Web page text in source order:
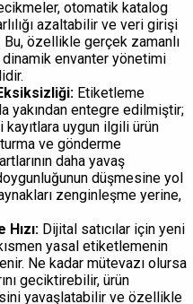
otomatik katalog
azaltabilir ve veri girişi
Bu, özellikle gerçek zamanlı
envanter yönetimi
Etiketleme
yakından entegre edilmiştir;
uygun ilgili ürün
ve gönderme
daha yavaş
düşmesine yol
zenginleşme yerine,
Dijital satıcılar için yeni
yasal etiketlemenin
Ne kadar mütevazı olursa
geciktirebilir, ürün
yavaşlatabilir ve özellikle